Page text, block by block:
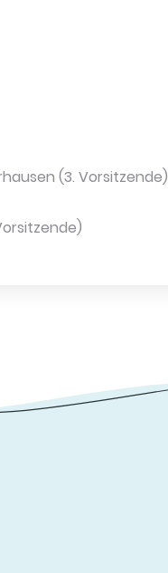
(3. Vorsitzende)